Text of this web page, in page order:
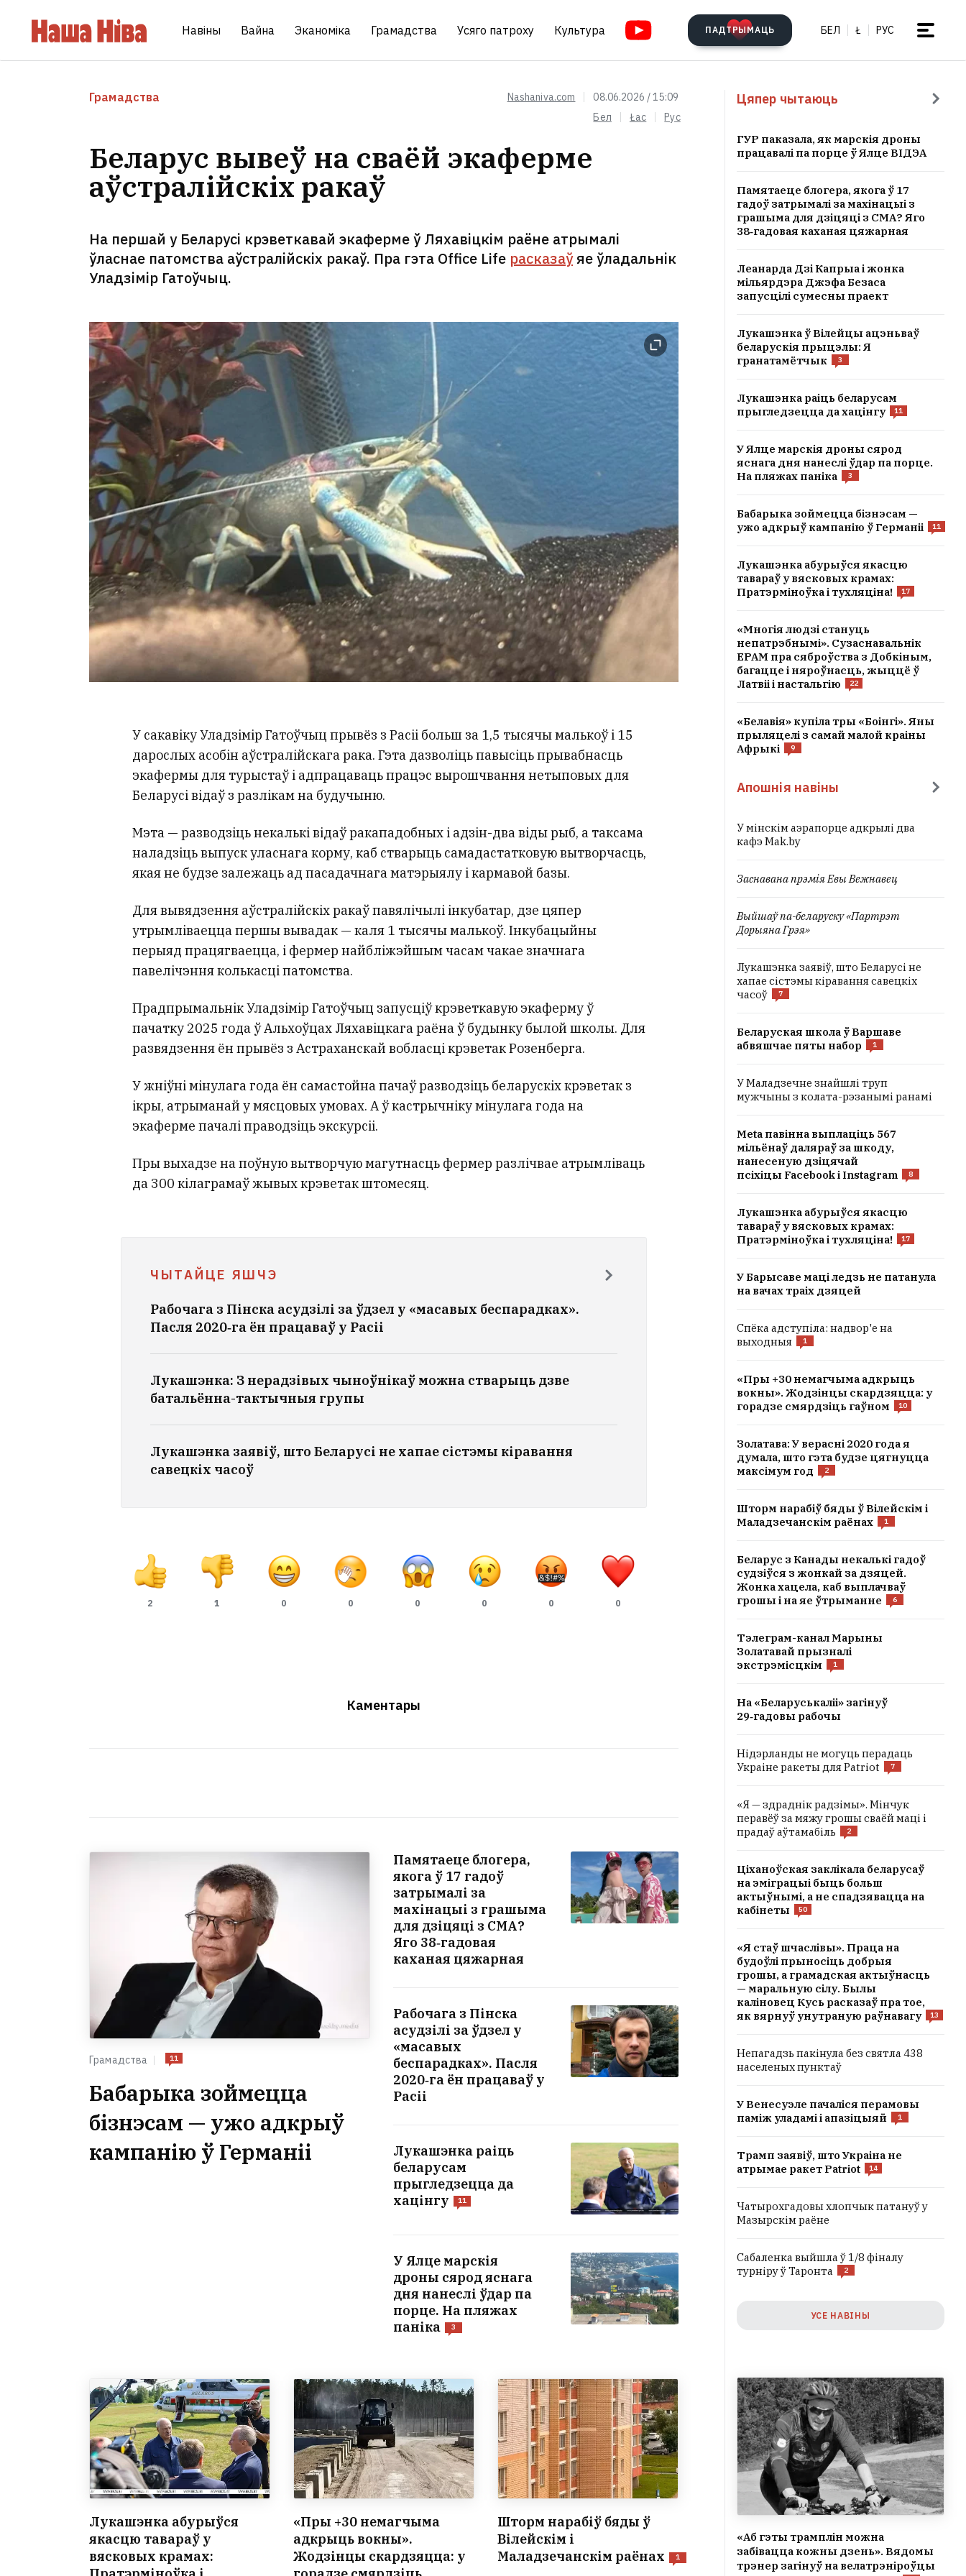
Навіны Вайна Эканоміка Грамадства Усяго патроху Культура ПАДТРЫМАЦЬ БЕЛ Ł РУС
Грамадства Nashaniva.com
08.06.2026 / 15:09
Бел
Łac Рус
Беларус вывеў на сваёй экаферме
аўстралійскіх ракаў
На першай у Беларусі крэветкавай экаферме ў Ляхавіцкім раёне атрымалі
ўласнае патомства аўстралійскіх ракаў. Пра гэта Office Life расказаўяе ўладальнік
Уладзімір Гатоўчыц.
У сакавіку Уладзімір Гатоўчыц прывёз з Расіі больш за 1,5 тысячы малькоў і 15
дарослых асобін аўстралійскага рака. Гэта дазволіць павысіць прывабнасць
экафермы для турыстаў і адпрацаваць працэс вырошчвання нетыповых для
Беларусі відаў з разлікам на будучыню.
Мэта — разводзіць некалькі відаў ракападобных і адзін-два віды рыб, а таксама
наладзіць выпуск уласнага корму, каб стварыць самадастатковую вытворчасць,
якая не будзе залежаць ад пасадачнага матэрыялу і кармавой базы.
Для вывядзення аўстралійскіх ракаў павялічылі інкубатар, дзе цяпер
утрымліваецца першы вывадак — каля 1 тысячы малькоў. Інкубацыйны
перыяд працягваецца, і фермер найбліжэйшым часам чакае значнага
павелічэння колькасці патомства.
Прадпрымальнік Уладзімір Гатоўчыц запусціў крэветкавую экаферму ў
пачатку 2025 года ў Альхоўцах Ляхавіцкага раёна ў будынку былой школы. Для
развядзення ён прывёз з Астраханскай вобласці крэветак Розенберга.
У жніўні мінулага года ён самастойна пачаў разводзіць беларускіх крэветак з
ікры, атрыманай у мясцовых умовах. А ў кастрычніку мінулага года на
экаферме пачалі праводзіць экскурсіі.
Пры выхадзе на поўную вытворчую магутнасць фермер разлічвае атрымліваць
да 300 кілаграмаў жывых крэветак штомесяц.
ЧЫТАЙЦЕ ЯШЧЭ
Рабочага з Пінска асудзілі за ўдзел у «масавых беспарадках».
Пасля 2020‑га ён працаваў у Расіі
Лукашэнка: З нерадзівых чыноўнікаў можна стварыць дзве
батальённа-тактычныя групы
Лукашэнка заявіў, што Беларусі не хапае сістэмы кіравання
савецкіх часоў
2 1 0 0 0 0 0 0
Каментары
Грамадства 11
Бабарыка зоймецца
бізнэсам — ужо адкрыў
кампанію ў Германіі
Памятаеце блогера,
якога ў 17 гадоў
затрымалі за
махінацыі з грашыма
для дзіцяці з СМА?
Яго 38‑гадовая
каханая цяжарная
Рабочага з Пінска
асудзілі за ўдзел у
«масавых
беспарадках». Пасля
2020‑га ён працаваў у
Расіі
Лукашэнка раіць
беларусам
прыгледзецца да
хацінгу
11
У Ялце марскія
дроны сярод яснага
дня нанеслі ўдар па
порце. На пляжах
паніка
3
Лукашэнка абурыўся
якасцю тавараў у
вясковых крамах:
«Пры +30 немагчыма
адкрыць вокны».
Жодзінцы скардзяцца: у
Шторм нарабіў бяды ў
Вілейскім і
Маладзечанскім раёнах
1
Цяпер чытаюць
ГУР паказала, як марскія дроны
працавалі па порце ў Ялце ВІДЭА
Памятаеце блогера, якога ў 17
гадоў затрымалі за махінацыі з
грашыма для дзіцяці з СМА? Яго
38‑гадовая каханая цяжарная
Леанарда Дзі Капрыа і жонка
мільярдэра Джэфа Безаса
запусцілі сумесны праект
Лукашэнка ў Вілейцы ацэньваў
беларускія прыцэлы: Я
гранатамётчык
3
Лукашэнка раіць беларусам
прыгледзецца да хацінгу
11
У Ялце марскія дроны сярод
яснага дня нанеслі ўдар па порце.
На пляжах паніка
3
Бабарыка зоймецца бізнэсам —
ужо адкрыў кампанію ў Германіі
11
Лукашэнка абурыўся якасцю
тавараў у вясковых крамах:
Пратэрміноўка і тухляціна!
17
«Многія людзі стануць
непатрэбнымі». Сузаснавальнік
EPAM пра сяброўства з Добкіным,
багацце і няроўнасць, жыццё ў
Латвіі і настальгію
22
«Белавія» купіла тры «Боінгі». Яны
прыляцелі з самай малой краіны
Афрыкі
9
Апошнія навіны
У мінскім аэрапорце адкрылі два
кафэ Mak.by
Заснавана прэмія Евы Вежнавец
Выйшаў па-беларуску «Партрэт
Дорыяна Грэя»
Лукашэнка заявіў, што Беларусі не
хапае сістэмы кіравання савецкіх
часоў
7
Беларуская школа ў Варшаве
абвяшчае пяты набор
1
У Маладзечне знайшлі труп
мужчыны з колата-рэзанымі ранамі
Meta павінна выплаціць 567
мільёнаў даляраў за шкоду,
нанесеную дзіцячай
псіхіцы Facebook і Instagram
8
Лукашэнка абурыўся якасцю
тавараў у вясковых крамах:
Пратэрміноўка і тухляціна!
17
У Барысаве маці ледзь не патанула
на вачах траіх дзяцей
Спёка адступіла: надвор'е на
выходныя
1
«Пры +30 немагчыма адкрыць
вокны». Жодзінцы скардзяцца: у
горадзе смярдзіць гаўном
10
Золатава: У верасні 2020 года я
думала, што гэта будзе цягнуцца
максімум год
2
Шторм нарабіў бяды ў Вілейскім і
Маладзечанскім раёнах
1
Беларус з Канады некалькі гадоў
судзіўся з жонкай за дзяцей.
Жонка хацела, каб выплачваў
грошы і на яе ўтрыманне
6
Тэлеграм-канал Марыны
Золатавай прызналі
экстрэмісцкім
1
На «Беларуськаліі» загінуў
29‑гадовы рабочы
Нідэрланды не могуць перадаць
Украіне ракеты для Patriot
7
«Я — здраднік радзімы». Мінчук
перавёў за мяжу грошы сваёй маці і
прадаў аўтамабіль
2
Ціханоўская заклікала беларусаў
на эміграцыі быць больш
актыўнымі, а не спадзявацца на
кабінеты
50
«Я стаў шчаслівы». Праца на
будоўлі прыносіць добрыя
грошы, а грамадская актыўнасць
— маральную сілу. Былы
каліновец Кусь расказаў пра тое,
як вярнуў унутраную раўнавагу
13
Непагадзь пакінула без святла 438
населеных пунктаў
У Венесуэле пачаліся перамовы
паміж уладамі і апазіцыяй
1
Трамп заявіў, што Украіна не
атрымае ракет Patriot
14
Чатырохгадовы хлопчык патануў у
Мазырскім раёне
Сабаленка выйшла ў 1/8 фіналу
турніру ў Таронта
2
УСЕ НАВІНЫ
«Аб гэты трамплін можна
забівацца кожны дзень». Вядомы
трэнер загінуў на велатрэніроўцы